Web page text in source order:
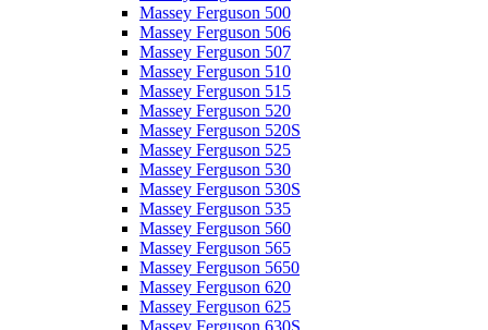
Massey Ferguson 500
Massey Ferguson 506
Massey Ferguson 507
Massey Ferguson 510
Massey Ferguson 515
Massey Ferguson 520
Massey Ferguson 520S
Massey Ferguson 525
Massey Ferguson 530
Massey Ferguson 530S
Massey Ferguson 535
Massey Ferguson 560
Massey Ferguson 565
Massey Ferguson 5650
Massey Ferguson 620
Massey Ferguson 625
Massey Ferguson 630S